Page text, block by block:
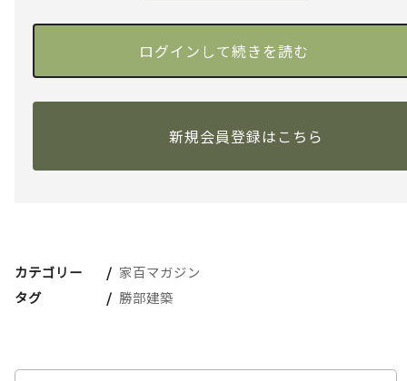
新規会員登録はこちら
カテゴリー
家百マガジン
タグ
勝部建築